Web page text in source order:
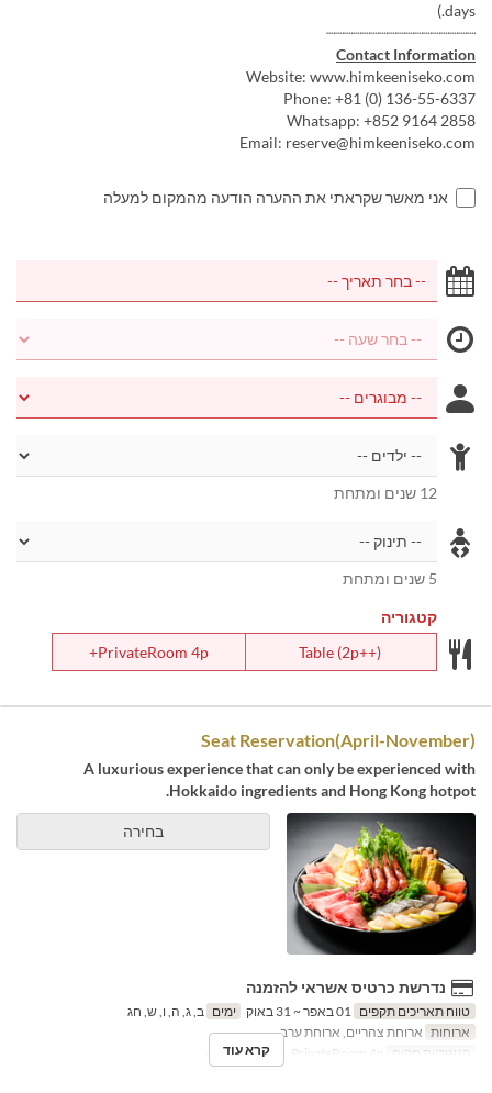
days.)
┈┈┈┈┈┈┈┈┈┈┈┈┈┈┈┈┈
Contact Information
Website: www.himkeeniseko.com
Phone: +81 (0) 136-55-6337
Whatsapp: +852 9164 2858
Email: reserve@himkeeniseko.com
אני מאשר שקראתי את ההערה הודעה מהמקום למעלה
12 שנים ומתחת
5 שנים ומתחת
קטגוריה
Table (2p++)
PrivateRoom 4p+
Seat Reservation(April-November)
A luxurious experience that can only be experienced with
Hokkaido ingredients and Hong Kong hotpot.
בחירה
נדרשת כרטיס אשראי להזמנה
טווח תאריכים תקפים ימים ב, ג, ה, ו, ש, חג
ארוחות ארוחת צהריים, ארוחת ערב
קטגוריית מקום
קרא עוד